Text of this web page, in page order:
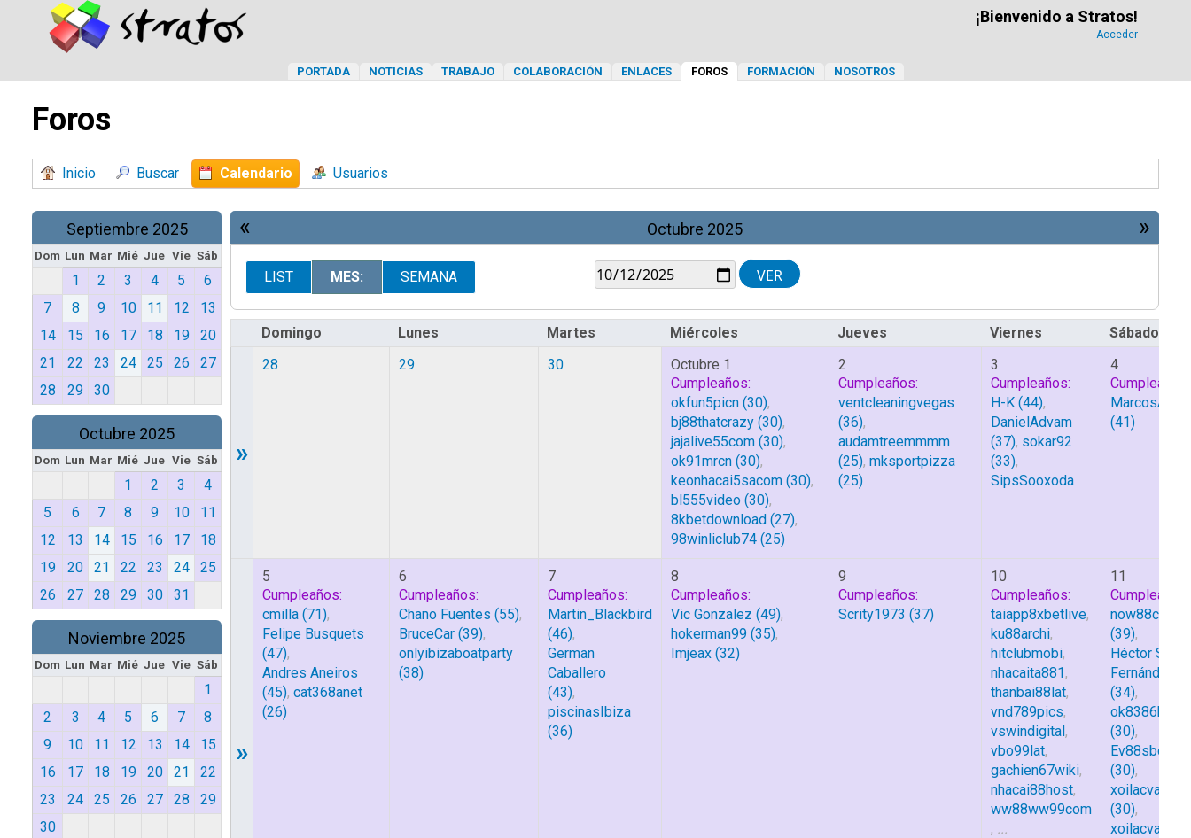
¡Bienvenido a Stratos!
Acceder
PORTADA NOTICIAS TRABAJO COLABORACIÓN ENLACES FOROS FORMACIÓN NOSOTROS
Foros
Inicio Buscar Calendario Usuarios
Septiembre 2025
Dom Lun Mar Mié Jue Vie Sáb
1 2 3 4 5
6
7
8 9 10 11 12
13
14
15 16 17 18 19
20
21
22 23 24 25 26
27
28
29 30
Octubre 2025
Dom Lun Mar Mié Jue Vie Sáb
1 2 3
4
5
6 7 8 9 10
11
12
13 14 15 16 17
18
19
20 21 22 23 24
25
26
27 28 29 30 31
Noviembre 2025
Dom Lun Mar Mié Jue Vie Sáb
1
2
3 4 5 6 7
8
9
10 11 12 13 14
15
16
17 18 19 20 21
22
23
24 25 26 27 28
29
30
« »
Octubre 2025
LIST MES: SEMANA
Domingo Lunes Martes Miércoles Jueves Viernes Sábado
»
28 29 30
Octubre 1
Cumpleaños:
okfun5picn (30),
bj88thatcrazy (30),
jajalive55com (30),
ok91mrcn (30),
keonhacai5sacom (30),
bl555video (30),
8kbetdownload (27),
98winliclub74 (25)
2
Cumpleaños:
ventcleaningvegas
(36),
audamtreemmmm
(25), mksportpizza
(25)
3
Cumpleaños:
H-K (44),
DanielAdvam
(37), sokar92
(33),
SipsSooxoda
4
Cumpleaños:
(41)
»
5
Cumpleaños:
cmilla (71),
Felipe Busquets
(47),
Andres Aneiros
(45), cat368anet
(26)
6
Cumpleaños:
Chano Fuentes (55),
BruceCar (39),
onlyibizaboatparty
(38)
7
Cumpleaños:
Martin_Blackbird
(46),
German
Caballero
(43),
piscinasIbiza
(36)
8
Cumpleaños:
Vic Gonzalez (49),
hokerman99 (35),
Imjeax (32)
9
Cumpleaños:
Scrity1973 (37)
10
Cumpleaños:
taiapp8xbetlive,
ku88archi,
hitclubmobi,
nhacaita881,
thanbai88lat,
vnd789pics,
vswindigital,
vbo99lat,
gachien67wiki,
nhacai88host,
ww88ww99com
, ...
11
Cumpleaños:
now88cloud
(39),
Héctor
Fernández
(34),
ok8386blog
(30),
Ev88sbcom
(30),
xoilacvaac3
(30),
xoilacvaac6